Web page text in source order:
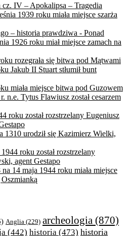
cz. IV – Apokalipsa – Tragedia
1939 roku miała miejsce szarża
– historia prawdziwa - Ponad
1926 roku miał miejsce zamach na
rozegrała się bitwa pod Mątwami
Jakub II Stuart stłumił bunt
miała miejsce bitwa pod Guzowem
n.e. Tytus Flawiusz został cesarzem
roku został rozstrzelany Eugeniusz
1310 urodził się Kazimierz Wielki,
roku został rozstrzelany
agent Gestapo
14 maja 1944 roku miała miejsce
Anglia (229) archeologia (870)
(442) historia (473) historia